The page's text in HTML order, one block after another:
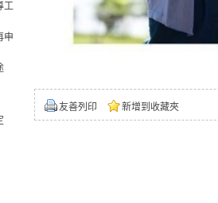
工
申
友善列印 新增到收藏夾